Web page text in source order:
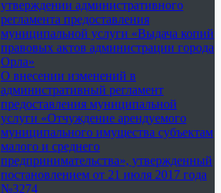
утверждении административного
регламента предоставления
муниципальной услуги «Выдача копий
правовых актов администрации города
Орла»
О внесении изменений в
административный регламент
предоставления муниципальной
услуги «Отчуждение арендуемого
муниципального имущества субъектам
малого и среднего
предпринимательства», утвержденный
постановлением от 21 июля 2017 года
№3274